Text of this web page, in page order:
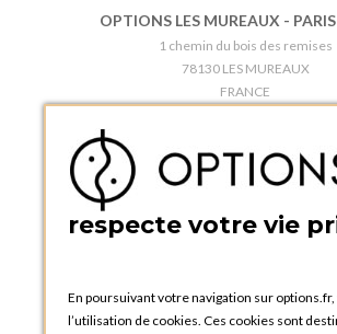
OPTIONS LES MUREAUX -
1 chemin du bois des remises
78130 LES MUREAUX
FRANCE
BOUTIQUE OPTIONS - PARIS
5 quai de la tournelle
FRANCE
OPTIONS ROUEN
Rue du Clos Tellier
respecte votre vie
En poursuivant votre navigation sur options.fr,
l’utilisation de cookies. Ces cookies sont